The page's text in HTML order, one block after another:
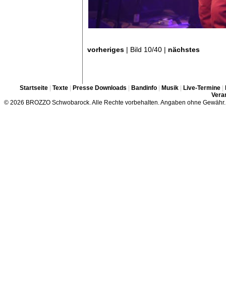
vorheriges | Bild 10/40 | nächstes
Startseite| Texte| Presse Downloads Bandinfo| Musik| Live-Termine|
© 2026 BROZZO Schwobarock. Alle Rechte vorbehalten. Angaben ohne Gewähr.